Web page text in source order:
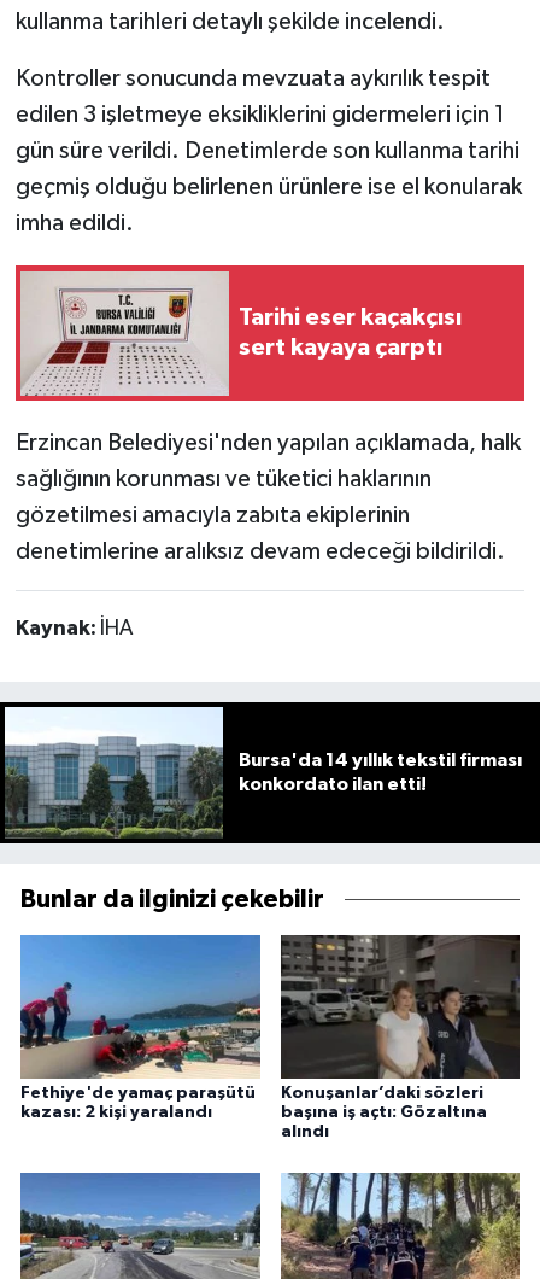
kullanma tarihleri detaylı şekilde incelendi.
Kontroller sonucunda mevzuata aykırılık tespit
edilen 3 işletmeye eksikliklerini gidermeleri için 1
gün süre verildi. Denetimlerde son kullanma tarihi
geçmiş olduğu belirlenen ürünlere ise el konularak
imha edildi.
Tarihi eser kaçakçısı
sert kayaya çarptı
Erzincan Belediyesi'nden yapılan açıklamada, halk
sağlığının korunması ve tüketici haklarının
gözetilmesi amacıyla zabıta ekiplerinin
denetimlerine aralıksız devam edeceği bildirildi.
Kaynak: İHA
Bursa'da 14 yıllık tekstil firması
konkordato ilan etti!
Bunlar da ilginizi çekebilir
Fethiye'de yamaç paraşütü
kazası: 2 kişi yaralandı
Konuşanlar’daki sözleri
başına iş açtı: Gözaltına
alındı